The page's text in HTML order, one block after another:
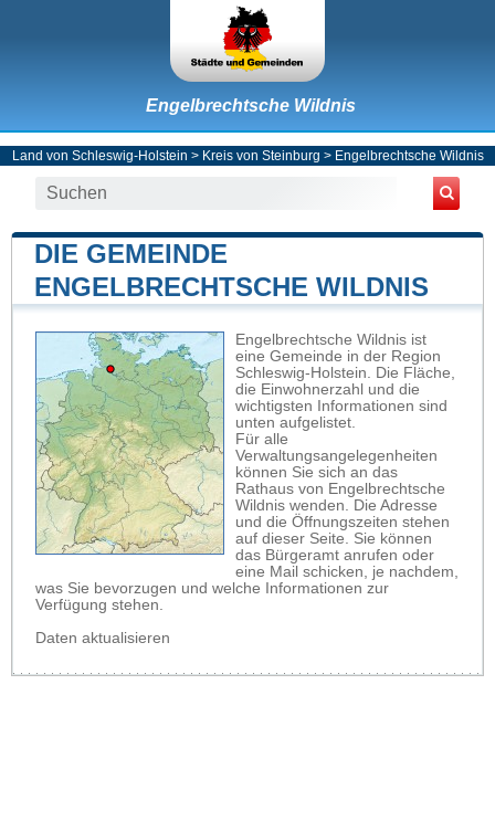
Engelbrechtsche Wildnis
Land von Schleswig-Holstein > Kreis von Steinburg > Engelbrechtsche Wildnis
DIE GEMEINDE
ENGELBRECHTSCHE WILDNIS
Engelbrechtsche Wildnis ist
eine Gemeinde in der Region
Schleswig-Holstein. Die Fläche,
die Einwohnerzahl und die
wichtigsten Informationen sind
unten aufgelistet.
Für alle
Verwaltungsangelegenheiten
können Sie sich an das
Rathaus von Engelbrechtsche
Wildnis wenden. Die Adresse
und die Öffnungszeiten stehen
auf dieser Seite. Sie können
das Bürgeramt anrufen oder
eine Mail schicken, je nachdem,
was Sie bevorzugen und welche Informationen zur
Verfügung stehen.
Daten aktualisieren